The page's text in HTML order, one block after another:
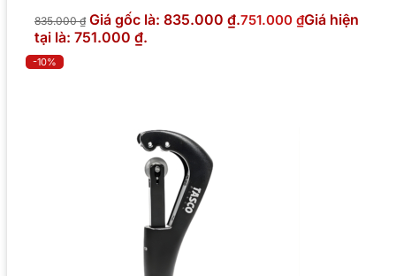
835.000₫ Giá gốc là: 835.000 ₫.751.000 ₫Giá hiện
tại là: 751.000 ₫.
-10%